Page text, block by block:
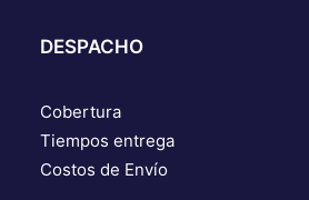
DESPACHO
Cobertura
Tiempos entrega
Costos de Envío